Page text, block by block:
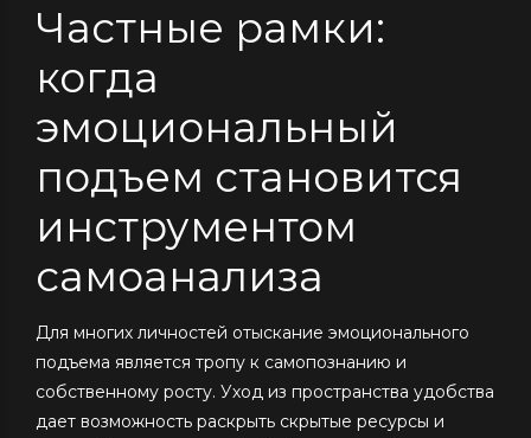
Частные рамки:
когда
эмоциональный
подъем становится
инструментом
самоанализа
Для многих личностей отыскание эмоционального
подъема является тропу к самопознанию и
собственному росту. Уход из пространства удобства
дает возможность раскрыть скрытые ресурсы и